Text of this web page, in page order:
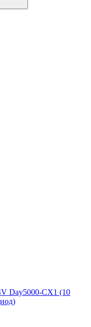
Day5000-CX1 (10